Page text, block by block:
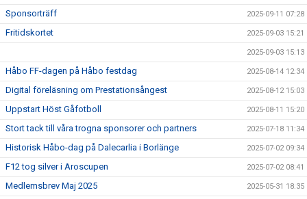
Sponsorträff 2025-09-11 07:28
Fritidskortet 2025-09-03 15:21
2025-09-03 15:13
Håbo FF-dagen på Håbo festdag 2025-08-14 12:34
Digital föreläsning om Prestationsångest 2025-08-12 15:03
Uppstart Höst Gåfotboll 2025-08-11 15:20
Stort tack till våra trogna sponsorer och partners 2025-07-18 11:34
Historisk Håbo-dag på Dalecarlia i Borlänge 2025-07-02 09:34
F12 tog silver i Aroscupen 2025-07-02 08:41
Medlemsbrev Maj 2025 2025-05-31 18:35